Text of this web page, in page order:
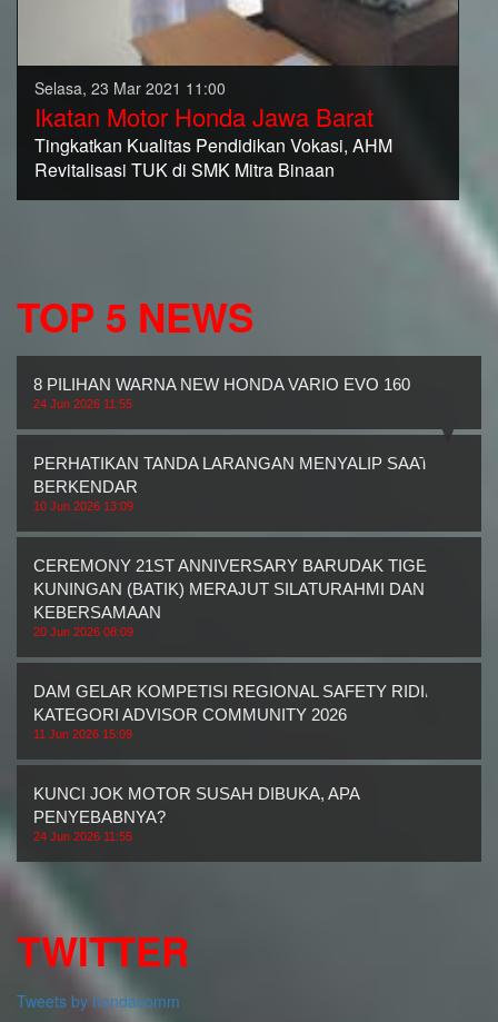
Selasa, 23 Mar 2021 11:00
Ikatan Motor Honda Jawa Barat
Tingkatkan Kualitas Pendidikan Vokasi, AHM
Revitalisasi TUK di SMK Mitra Binaan
TOP 5 NEWS
8 PILIHAN WARNA NEW HONDA VARIO EVO 160
24 Jun 2026 11:55
PERHATIKAN TANDA LARANGAN MENYALIP SAAT
BERKENDAR
10 Jun 2026 13:09
CEREMONY 21ST ANNIVERSARY BARUDAK TIGER
KUNINGAN (BATIK) MERAJUT SILATURAHMI DAN
KEBERSAMAAN
20 Jun 2026 08:09
DAM GELAR KOMPETISI REGIONAL SAFETY RIDING
KATEGORI ADVISOR COMMUNITY 2026
11 Jun 2026 15:09
KUNCI JOK MOTOR SUSAH DIBUKA, APA
PENYEBABNYA?
24 Jun 2026 11:55
TWITTER
Tweets by hondacomm